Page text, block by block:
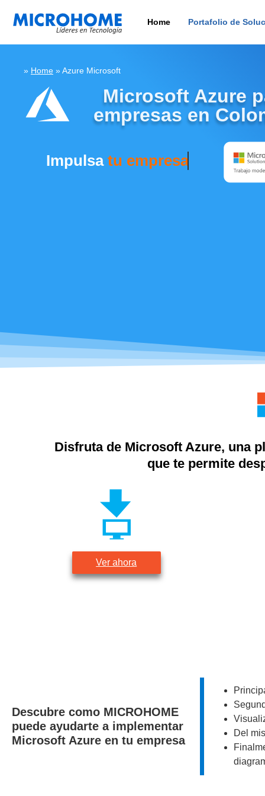
Home Portafolio de
» Home » Azure Microsoft
Microsoft Azure
empresas en
Impulsa tu empresa
Disfruta de Microsoft Azure, una
que te permite
Ver ahora
Descubre como MICROHOME
puede ayudarte a implementar
Microsoft Azure en tu empresa
Del